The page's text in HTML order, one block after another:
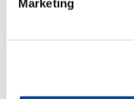
Marketing
parte di questo
cooperazione e del